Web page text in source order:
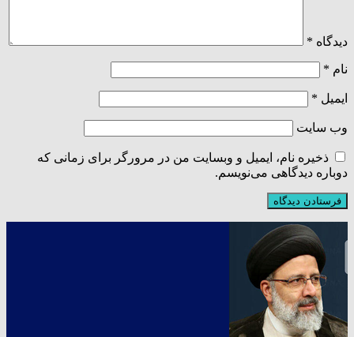
دیدگاه *
نام *
ایمیل *
وب‌ سایت
ذخیره نام، ایمیل و وبسایت من در مرورگر برای زمانی که
دوباره دیدگاهی می‌نویسم.